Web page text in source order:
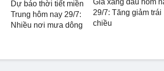
Dự báo thời tiết miền
Trung hôm nay 29/7:
Nhiều nơi mưa dông
Giá xăng dầu hôm
29/7: Tăng giảm trái
chiều